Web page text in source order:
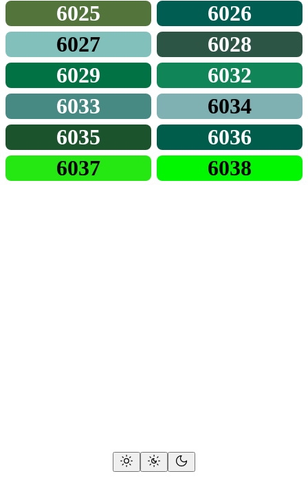
6025
6026
6027
6028
6029
6032
6033
6034
6035
6036
6037
6038